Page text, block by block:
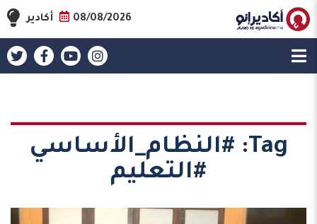
08/08/2026 أكادير
Tag:
#النظام_الأساسي
#التعليم